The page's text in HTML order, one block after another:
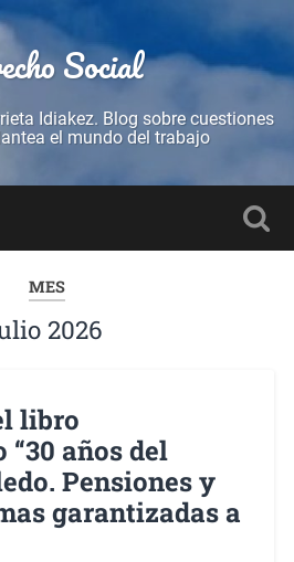
Social
Idiakez. Blog sobre cuestiones
el mundo del trabajo
MES
2026
libro
años del
Pensiones y
garantizadas a